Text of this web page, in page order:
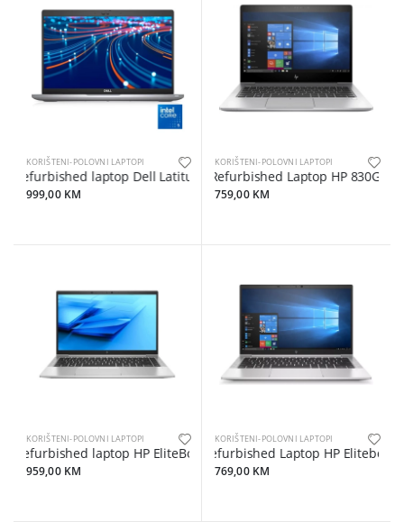
KORIŠTENI-POLOVNI LAPTOPI
Refurbished laptop Dell Latitude 5420 i5-1145G7/32GB DDR/
999,00 KM
KORIŠTENI-POLOVNI LAPTOPI
Refurbished Laptop HP 830G5
759,00 KM
KORIŠTENI-POLOVNI LAPTOPI
Refurbished laptop HP EliteBook 840 G7 i5-10310U/16GB DDR4/
959,00 KM
KORIŠTENI-POLOVNI LAPTOPI
Refurbished Laptop HP Elitebook
769,00 KM